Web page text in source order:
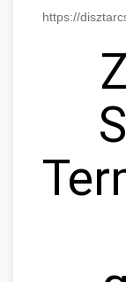
https://